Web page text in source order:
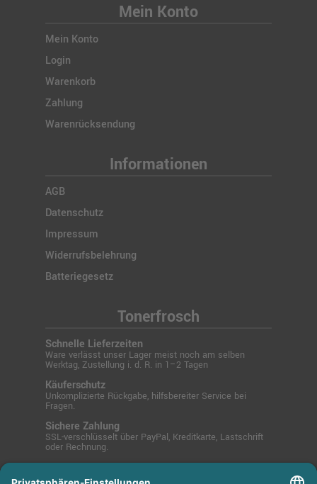
Mein Konto
Mein Konto
Login
Warenkorb
Zahlung
Warenrücksendung
Informationen
AGB
Datenschutz
Impressum
Widerrufsbelehrung
Batteriegesetz
Tonerfrosch
Schnelle Lieferzeiten
Ware verlässt unser Lager meist noch am selben
Werktag, Zustellung i. d. R. in 1–2 Tagen
Käuferschutz
Unkomplizierte Rückgabe, hilfsbereiter Service bei
Fragen.
Sichere Zahlung
SSL-verschlüsselt über PayPal, Kreditkarte, Lastschrift
oder Rechnung.